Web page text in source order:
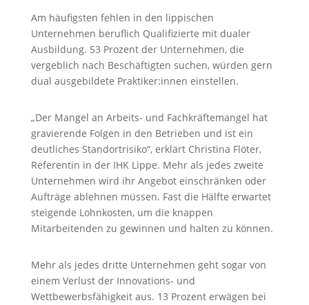
Am häufigsten fehlen in den lippischen
Unternehmen beruflich Qualifizierte mit dualer
Ausbildung. 53 Prozent der Unternehmen, die
vergeblich nach Beschäftigten suchen, würden gern
dual ausgebildete Praktiker:innen einstellen.
„Der Mangel an Arbeits- und Fachkräftemangel hat
gravierende Folgen in den Betrieben und ist ein
deutliches Standortrisiko“, erklärt Christina Flöter,
Referentin in der IHK Lippe. Mehr als jedes zweite
Unternehmen wird ihr Angebot einschränken oder
Aufträge ablehnen müssen. Fast die Hälfte erwartet
steigende Lohnkosten, um die knappen
Mitarbeitenden zu gewinnen und halten zu können.
Mehr als jedes dritte Unternehmen geht sogar von
einem Verlust der Innovations- und
Wettbewerbsfähigkeit aus. 13 Prozent erwägen bei